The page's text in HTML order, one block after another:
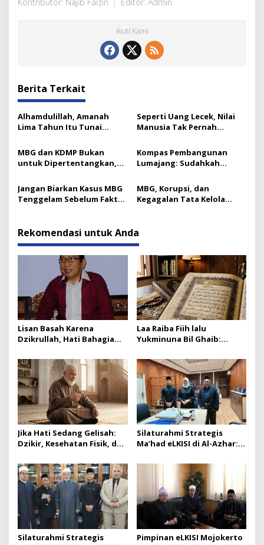
Ikuti Kami
Berita Terkait
Alhamdulillah, Amanah
Lima Tahun Itu Tunai
Jatim
Seperti Uang Lecek, Nilai
Manusia Tak Pernah
MBG dan KDMP Bukan
untuk Dipertentangkan,
Kompas Pembangunan
Lumajang: Sudahkah
Jangan Biarkan Kasus MBG
Tenggelam Sebelum Fakta
MBG, Korupsi, dan
Kegagalan Tata Kelola
Rekomendasi untuk Anda
Lisan Basah Karena
Dzikrullah, Hati Bahagia
Laa Raiba Fiih lalu
Yukminuna Bil Ghaib:
Keyakinan
Jika Hati Sedang Gelisah:
Dzikir, Kesehatan Fisik, dan
Silaturahmi Strategis
Ma’had eLKISI di Al-Azhar:
Bahasa Indonesia
Silaturahmi Strategis
Pimpinan eLKISI Mojokerto